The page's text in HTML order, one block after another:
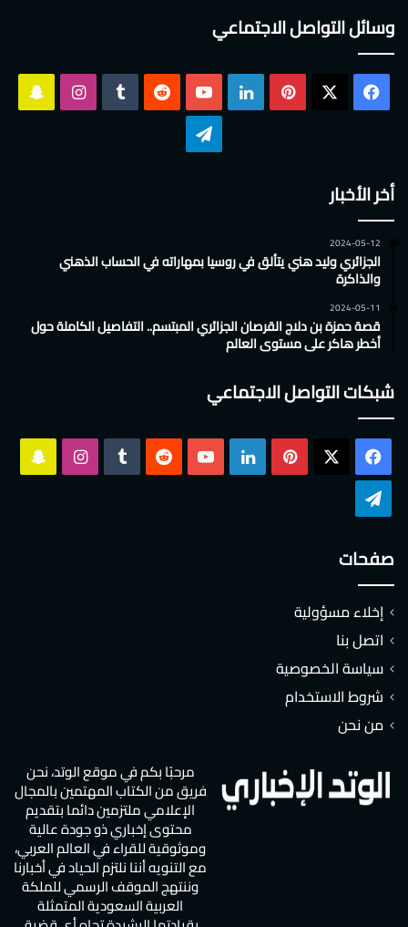
وسائل التواصل الاجتماعي
فيسبوك بينتيريست لينكدإن ‫YouTube انستقرام
أخر الأخبار
2024-05-12
الجزائري وليد هني يتألق في روسيا بمهاراته في الحساب الذهني
والذاكرة
2024-05-11
قصة حمزة بن دلاج القرصان الجزائري المبتسم.. التفاصيل الكاملة حول
أخطر هاكر على مستوى العالم
شبكات التواصل الاجتماعي
فيسبوك بينتيريست لينكدإن ‫YouTube انستقرام
صفحات
إخلاء مسؤولية
اتصل بنا
سياسة الخصوصية
شروط الاستخدام
من نحن
مرحبًا بكم في موقع الوتد، نحن
فريق من الكتاب المهتمين بالمجال
الإعلامي ملتزمين دائما بتقديم
محتوى إخباري ذو جودة عالية
وموثوقية للقراء في العالم العربي،
مع التنويه أننا نلتزم الحياد في أخبارنا
وننتهج الموقف الرسمي للملكة
العربية السعودية المتمثلة